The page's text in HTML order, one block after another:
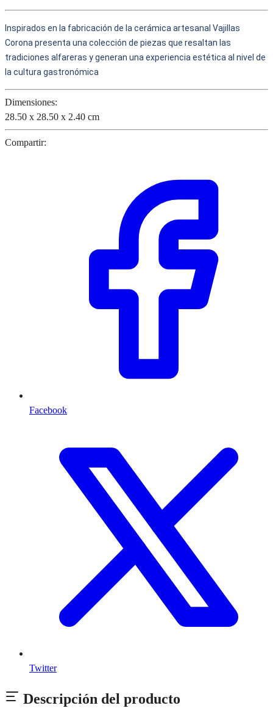
Inspirados en la fabricación de la cerámica artesanal Vajillas
Corona presenta una colección de piezas que resaltan las
tradiciones alfareras y generan una experiencia estética al nivel de
la cultura gastronómica
Dimensiones:
28.50 x 28.50 x 2.40 cm
Compartir:
Facebook
Twitter
Descripción del producto